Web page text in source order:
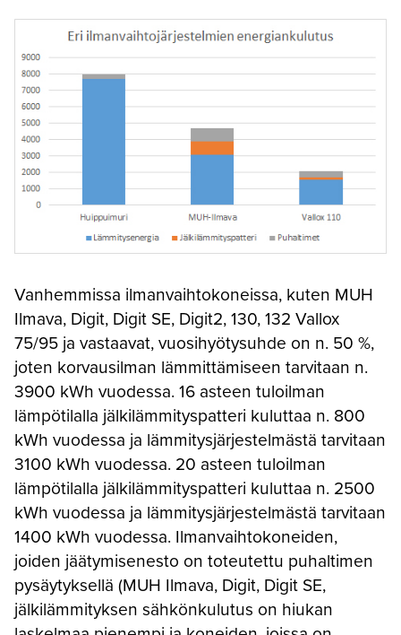
Vanhemmissa ilmanvaihtokoneissa, kuten MUH
Ilmava, Digit, Digit SE, Digit2, 130, 132 Vallox
75/95 ja vastaavat, vuosihyötysuhde on n. 50 %,
joten korvausilman lämmittämiseen tarvitaan n.
3900 kWh vuodessa. 16 asteen tuloilman
lämpötilalla jälkilämmityspatteri kuluttaa n. 800
kWh vuodessa ja lämmitysjärjestelmästä tarvitaan
3100 kWh vuodessa. 20 asteen tuloilman
lämpötilalla jälkilämmityspatteri kuluttaa n. 2500
kWh vuodessa ja lämmitysjärjestelmästä tarvitaan
1400 kWh vuodessa. Ilmanvaihtokoneiden,
joiden jäätymisenesto on toteutettu puhaltimen
pysäytyksellä (MUH Ilmava, Digit, Digit SE,
jälkilämmityksen sähkönkulutus on hiukan